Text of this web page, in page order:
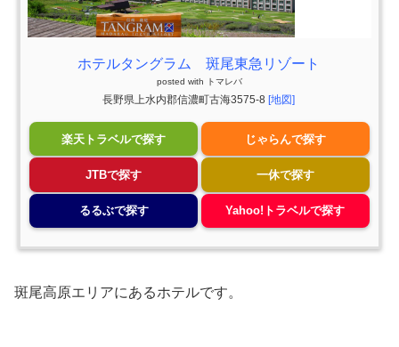
ホテルタングラム 斑尾東急リゾート
posted with トマレバ
長野県上水内郡信濃町古海3575-8 [地図]
楽天トラベルで探す じゃらんで探す
JTBで探す 一休で探す
るるぶで探す Yahoo!トラベルで探す
斑尾高原エリアにあるホテルです。